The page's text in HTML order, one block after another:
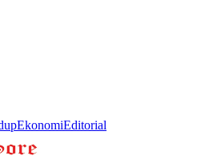
EkonomiEditorial